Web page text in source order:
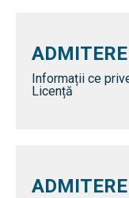
Informații ce
Licență